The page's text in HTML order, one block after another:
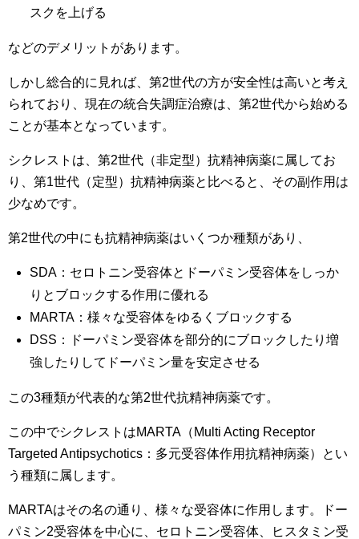
スクを上げる
などのデメリットがあります。
しかし総合的に見れば、第2世代の方が安全性は高いと考え
られており、現在の統合失調症治療は、第2世代から始める
ことが基本となっています。
シクレストは、第2世代（非定型）抗精神病薬に属してお
り、第1世代（定型）抗精神病薬と比べると、その副作用は
少なめです。
第2世代の中にも抗精神病薬はいくつか種類があり、
SDA：セロトニン受容体とドーパミン受容体をしっか
りとブロックする作用に優れる
MARTA：様々な受容体をゆるくブロックする
DSS：ドーパミン受容体を部分的にブロックしたり増
強したりしてドーパミン量を安定させる
この3種類が代表的な第2世代抗精神病薬です。
この中でシクレストはMARTA（Multi Acting Receptor
Targeted Antipsychotics：多元受容体作用抗精神病薬）とい
う種類に属します。
MARTAはその名の通り、様々な受容体に作用します。ドー
パミン2受容体を中心に、セロトニン受容体、ヒスタミン受